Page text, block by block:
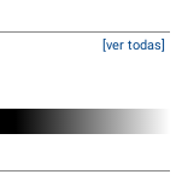
[ver todas]